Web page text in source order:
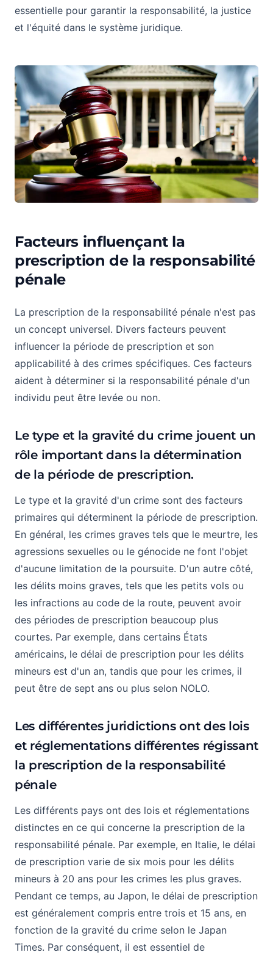
essentielle pour garantir la responsabilité, la justice
et l'équité dans le système juridique.
Facteurs influençant la
prescription de la responsabilité
pénale
La prescription de la responsabilité pénale n'est pas
un concept universel. Divers facteurs peuvent
influencer la période de prescription et son
applicabilité à des crimes spécifiques. Ces facteurs
aident à déterminer si la responsabilité pénale d'un
individu peut être levée ou non.
Le type et la gravité du crime jouent un
rôle important dans la détermination
de la période de prescription.
Le type et la gravité d'un crime sont des facteurs
primaires qui déterminent la période de prescription.
En général, les crimes graves tels que le meurtre, les
agressions sexuelles ou le génocide ne font l'objet
d'aucune limitation de la poursuite. D'un autre côté,
les délits moins graves, tels que les petits vols ou
les infractions au code de la route, peuvent avoir
des périodes de prescription beaucoup plus
courtes. Par exemple, dans certains États
américains, le délai de prescription pour les délits
mineurs est d'un an, tandis que pour les crimes, il
peut être de sept ans ou plus selon NOLO.
Les différentes juridictions ont des lois
et réglementations différentes régissant
la prescription de la responsabilité
pénale
Les différents pays ont des lois et réglementations
distinctes en ce qui concerne la prescription de la
responsabilité pénale. Par exemple, en Italie, le délai
de prescription varie de six mois pour les délits
mineurs à 20 ans pour les crimes les plus graves.
Pendant ce temps, au Japon, le délai de prescription
est généralement compris entre trois et 15 ans, en
fonction de la gravité du crime selon le Japan
Times. Par conséquent, il est essentiel de